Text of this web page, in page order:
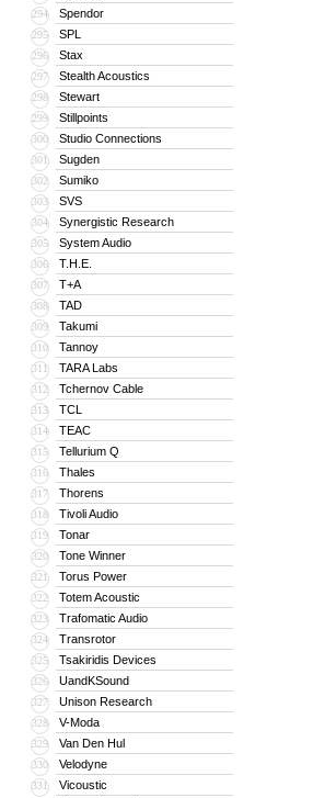
294 Spendor
295 SPL
296 Stax
297 Stealth Acoustics
298 Stewart
299 Stillpoints
300 Studio Connections
301 Sugden
302 Sumiko
303 SVS
304 Synergistic Research
305 System Audio
306 T.H.E.
307 T+A
308 TAD
309 Takumi
310 Tannoy
311 TARA Labs
312 Tchernov Cable
313 TCL
314 TEAC
315 Tellurium Q
316 Thales
317 Thorens
318 Tivoli Audio
319 Tonar
320 Tone Winner
321 Torus Power
322 Totem Acoustic
323 Trafomatic Audio
324 Transrotor
325 Tsakiridis Devices
326 UandKSound
327 Unison Research
328 V-Moda
329 Van Den Hul
330 Velodyne
331 Vicoustic